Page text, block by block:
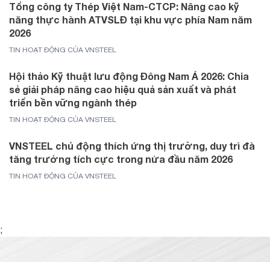
Tổng công ty Thép Việt Nam-CTCP: Nâng cao kỹ
năng thực hành ATVSLĐ tại khu vực phía Nam năm
2026
TIN HOẠT ĐỘNG CỦA VNSTEEL
Hội thảo Kỹ thuật lưu động Đông Nam Á 2026: Chia
sẻ giải pháp nâng cao hiệu quả sản xuất và phát
triển bền vững ngành thép
TIN HOẠT ĐỘNG CỦA VNSTEEL
VNSTEEL chủ động thích ứng thị trường, duy trì đà
tăng trưởng tích cực trong nửa đầu năm 2026
TIN HOẠT ĐỘNG CỦA VNSTEEL
;